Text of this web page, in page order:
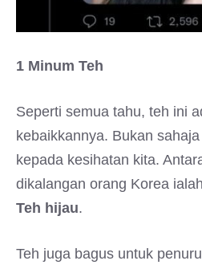
1 Minum Teh
Seperti semua tahu, teh ini
kebaikkannya. Bukan
kepada kesihatan kita.
dikalangan orang Korea ialah
Teh hijau.
Teh juga bagus untuk